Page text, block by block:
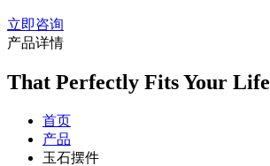
立即咨询
产品详情
That Perfectly Fits Your Life
首页
产品
玉石摆件